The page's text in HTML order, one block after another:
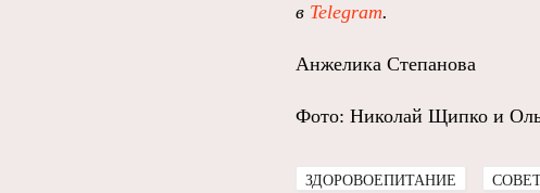
в Telegram.
Анжелика Степанова
Фото: Николай Щипко и
ЗДОРОВОЕПИТАНИЕ